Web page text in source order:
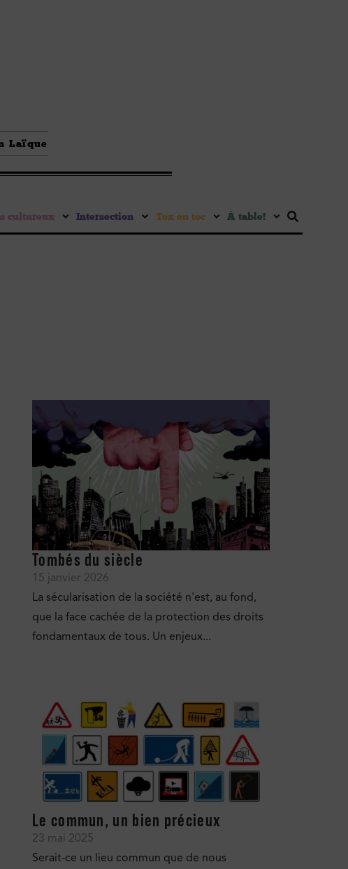
Laïque
cultureux Intersection Tox en toc À table !
Tombés du siècle
15 janvier 2026
La sécularisation de la société n'est, au fond,
que la face cachée de la protection des droits
fondamentaux de tous. Un enjeux...
Le commun, un bien précieux
23 mai 2025
Serait-ce un lieu commun que de nous